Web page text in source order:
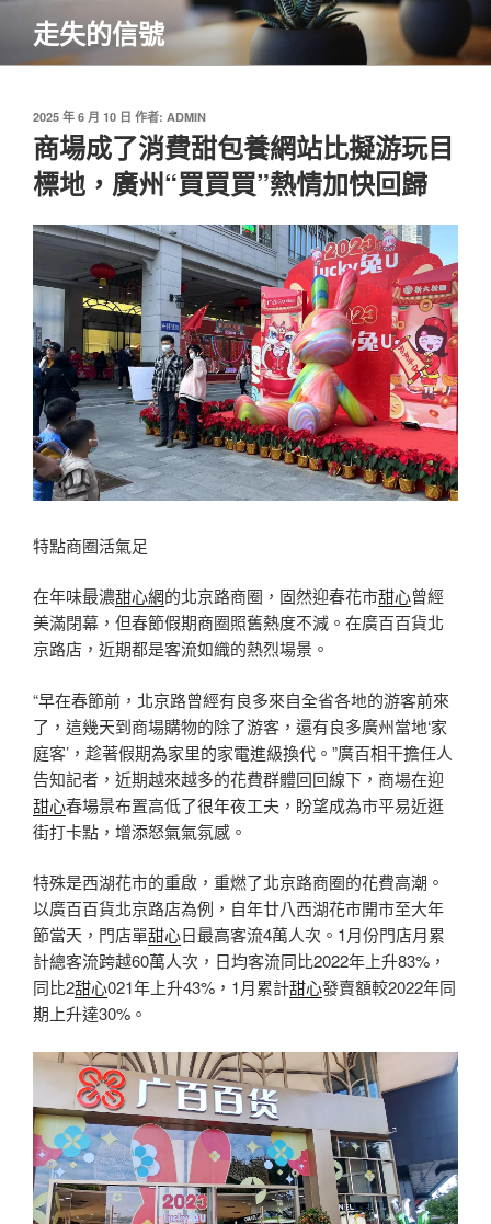
主
走失的信號
發
佈
於
2025 年 6 月 10 日 作者: ADMIN
商場成了消費甜包養網站比擬游玩目
標地，廣州“買買買”熱情加快回歸
特點商圈活氣足
在年味最濃甜心網的北京路商圈，固然迎春花市甜心曾經
美滿閉幕，但春節假期商圈照舊熱度不減。在廣百百貨北
京路店，近期都是客流如織的熱烈場景。
“早在春節前，北京路曾經有良多來自全省各地的游客前來
了，這幾天到商場購物的除了游客，還有良多廣州當地‘家
庭客’，趁著假期為家里的家電進級換代。”廣百相干擔任人
告知記者，近期越來越多的花費群體回回線下，商場在迎
甜心春場景布置高低了很年夜工夫，盼望成為市平易近逛
街打卡點，增添怒氣氣氛感。
特殊是西湖花市的重啟，重燃了北京路商圈的花費高潮。
以廣百百貨北京路店為例，自年廿八西湖花市開市至大年
節當天，門店單甜心日最高客流4萬人次。1月份門店月累
計總客流跨越60萬人次，日均客流同比2022年上升83%，
同比2甜心021年上升43%，1月累計甜心發賣額較2022年同
期上升達30%。